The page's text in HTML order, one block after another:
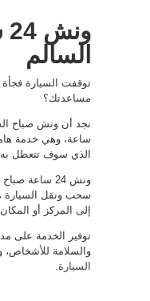
السالم
توقفت السيارة فجأة
مساعدتك؟
ساعة، وهي خدمة
الذي سوف تتعطل به
ونش 24 ساعة
سحب ونقل السيارة
إلى المركز أو
توفير الخدمة على
والسلامة للأشخاص،
السيارة